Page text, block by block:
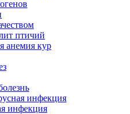
птичий
анемия кур
инфекция
инфекция